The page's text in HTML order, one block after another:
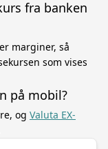
fra banken
marginer, så
som vises
på mobil?
og Valuta EX-